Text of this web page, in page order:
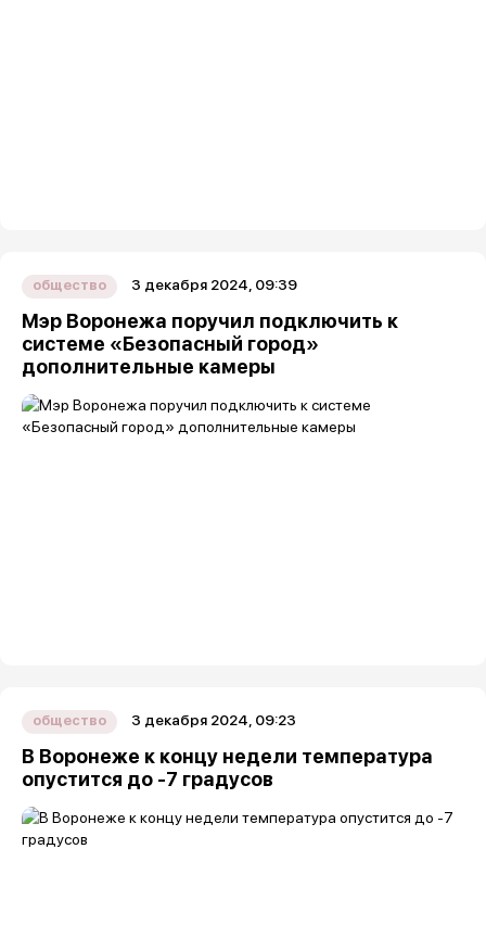
общество 3 декабря 2024, 09:39
Мэр Воронежа поручил подключить к
системе «Безопасный город»
дополнительные камеры
общество 3 декабря 2024, 09:23
В Воронеже к концу недели температура
опустится до -7 градусов